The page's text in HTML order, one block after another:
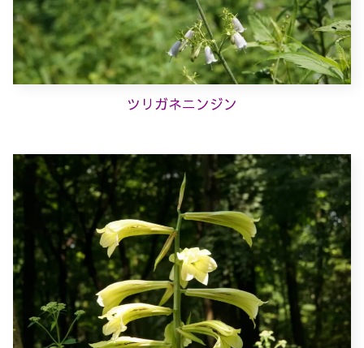
ツリガネニンジン